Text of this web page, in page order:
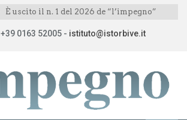
È uscito il n. 1 del 2026 de “l’impegno”
+39 0163 52005 - istituto@istorbive.it